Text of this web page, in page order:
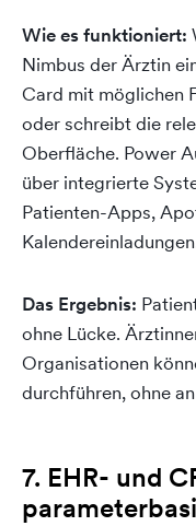
Wie es funktioniert:
Nimbus der Ärztin
Card mit möglichen
oder schreibt die
Oberfläche. Power
über integrierte
Patienten-Apps,
Das Ergebnis:
ohne Lücke.
Organisationen
durchführen, ohne
7. EHR- und